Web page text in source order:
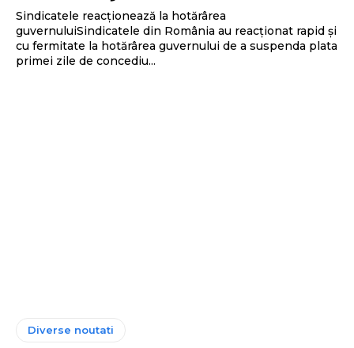
Sindicatele reacționează la hotărârea
guvernuluiSindicatele din România au reacționat rapid și
cu fermitate la hotărârea guvernului de a suspenda plata
primei zile de concediu...
Diverse noutati